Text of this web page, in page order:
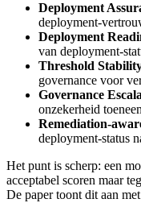
Deployment
deployment-
Deployment
van deployment-
Threshold
governance voor
Governance
onzekerheid
Remediation-
deployment-status
Het punt is scherp: een
acceptabel scoren maar
De paper toont dit aan